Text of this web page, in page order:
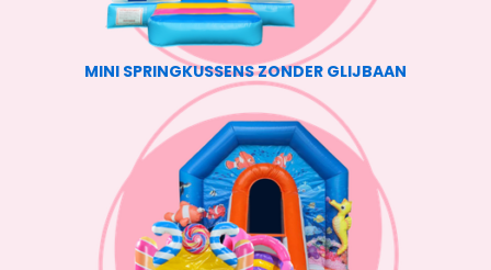
MINI SPRINGKUSSENS ZONDER GLIJBAAN